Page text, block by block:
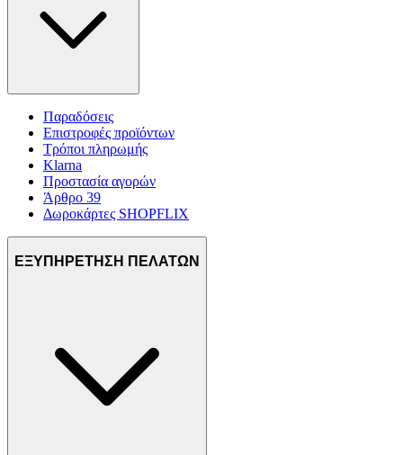
Παραδόσεις
Επιστροφές προϊόντων
Τρόποι πληρωμής
Klarna
Προστασία αγορών
Άρθρο 39
Δωροκάρτες SHOPFLIX
ΕΞΥΠΗΡΕΤΗΣΗ ΠΕΛΑΤΩΝ